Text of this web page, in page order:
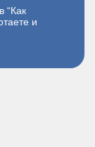
“Как
и